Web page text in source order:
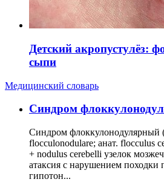
Детский акропустулёз:
сыпи
Медицинский словарь
Cиндром
Синдром флоккулонодулярный
flocculonodulare; анат. flocculus
+ nodulus cerebelli узелок
атаксия с нарушением походки
гипотон...